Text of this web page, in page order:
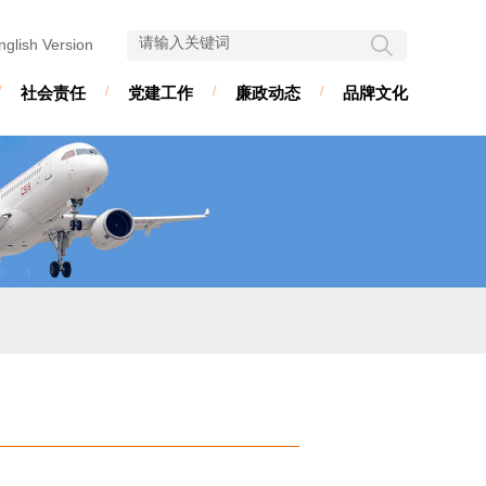
Version
社会责任 / 党建工作 / 廉政动态 / 品牌文化